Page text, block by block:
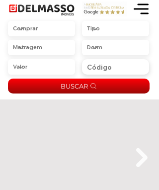
BUSCAR